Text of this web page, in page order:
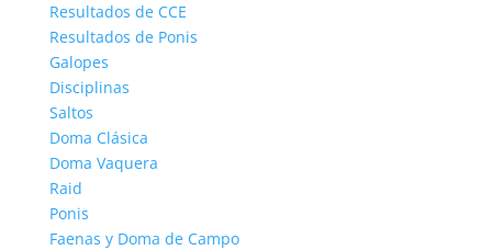
Resultados de CCE
Resultados de Ponis
Galopes
Disciplinas
Saltos
Doma Clásica
Doma Vaquera
Raid
Ponis
Faenas y Doma de Campo